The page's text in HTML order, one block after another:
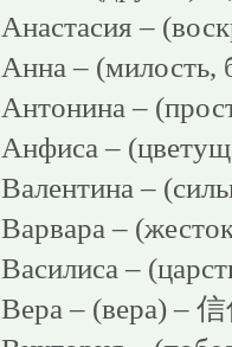
Анастасия –
Анна – (милость,
Антонина –
Анфиса –
Валентина –
Варвара –
Василиса –
Вера – (вера) –